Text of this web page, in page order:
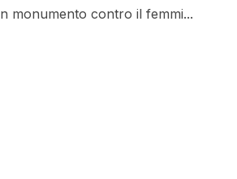
monumento contro il femmi...